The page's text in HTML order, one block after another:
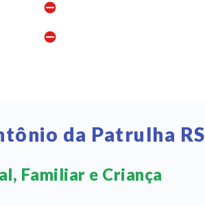
da Patrulha RS
Familiar e Criança​